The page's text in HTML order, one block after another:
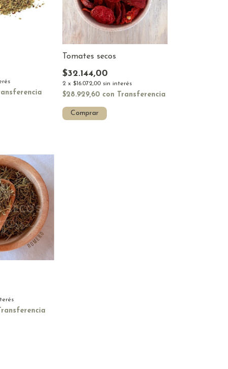
Tomates secos
$32.144,00
2 x $16.072,00 sin interés
$28.929,60 con Transferencia
Comprar
Transferencia